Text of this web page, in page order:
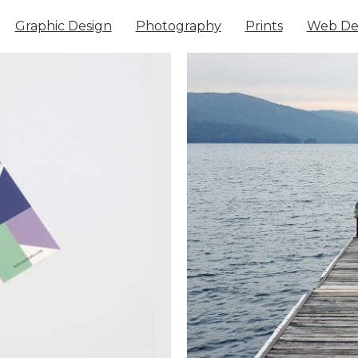
Graphic Design Photography Prints Web